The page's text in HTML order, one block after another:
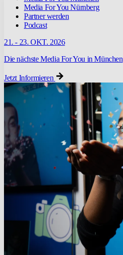
Media For You Nürnberg
Partner werden
Podcast
21. - 23. OKT. 2026
Die nächste Media For You in München
Jetzt Informieren